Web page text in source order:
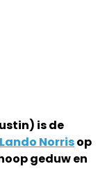
is de
Lando Norrisop
geduw en